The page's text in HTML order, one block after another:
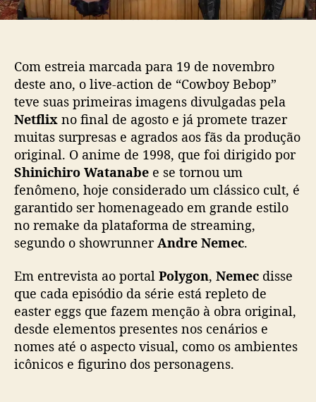
C
o
o
y
B
e
b
o
p
d
a
N
e
t
l
x
e
s
t
a
Créditos: Netflix
Com estreia marcada para 19 de novembro
deste ano, o live-action de “Cowboy Bebop”
teve suas primeiras imagens divulgadas pela
Netflix no final de agosto e já promete trazer
muitas surpresas e agrados aos fãs da produção
original. O anime de 1998, que foi dirigido por
Shinichiro Watanabe e se tornou um
fenômeno, hoje considerado um clássico cult, é
garantido ser homenageado em grande estilo
no remake da plataforma de streaming,
segundo o showrunnerAndre Nemec.
Em entrevista ao portal Polygon, Nemec disse
que cada episódio da série está repleto de
easter eggs que fazem menção à obra original,
desde elementos presentes nos cenários e
nomes até o aspecto visual, como os ambientes
icônicos e figurino dos personagens.